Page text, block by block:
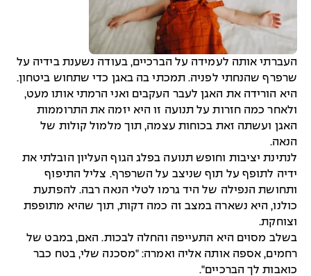
העברתי אותה לעמידה על הברכיים, בעודה נשענת בידיה על
שרפרף שהנחתי לפניה. תמכתי בה באגן כדי שתחוש ביטחון.
היא הורידה את האגן לעבר העקבים ואני הרמתי אותו מעט,
ולאחר כמה חזרות על תנועה זו היא יזמה את התרוממות
האגן ועשתה זאת בכוחות עצמה, תוך מלמול קולות של
הנאה.
לנתינת יציבות וחופש תנועה בפלג הגוף העליון הובלתי את
ידיה לתופף על תוף שניצב על השרפרף. צליל התיפוף
ותחושת הנפילה של היד גרמו לטלי הנאה רבה. להפתעת
כולנו, היא נשארה במצב זה כמה דקות, תוך שהיא מתופפת
וצוחקת.
בשלב מסוים היא התעייפה והחלה לבכות. האם, במבט של
רחמים, אספה אותה אליה ואמרה: "מסכנה שלי, בטח כבר
כואבות לך הברכיים".